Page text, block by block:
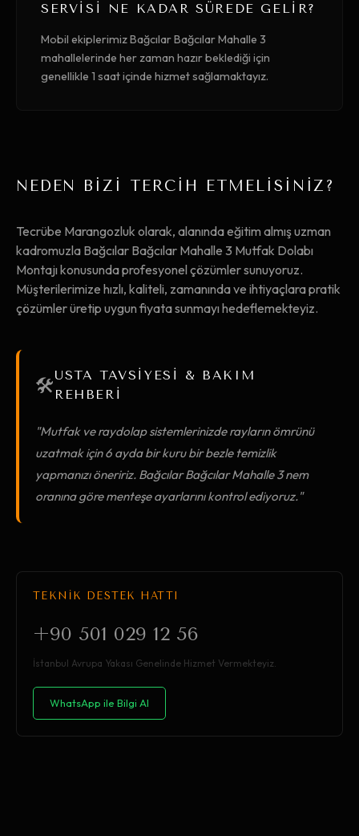
SERVISI NE KADAR SÜREDE GELIR?
Mobil ekiplerimiz Bağcılar Bağcılar Mahalle 3
mahallelerinde her zaman hazır beklediği için
genellikle 1 saat içinde hizmet sağlamaktayız.
NEDEN BİZİ TERCİH ETMELİSİNİZ?
Tecrübe Marangozluk olarak, alanında eğitim almış uzman
kadromuzla Bağcılar Bağcılar Mahalle 3 Mutfak Dolabı
Montajı konusunda profesyonel çözümler sunuyoruz.
Müşterilerimize hızlı, kaliteli, zamanında ve ihtiyaçlara pratik
çözümler üretip uygun fiyata sunmayı hedeflemekteyiz.
🛠️USTA TAVSİYESİ & BAKIM
REHBERİ
"Mutfak ve raydolap sistemlerinizde rayların ömrünü
uzatmak için 6 ayda bir kuru bir bezle temizlik
yapmanızı öneririz. Bağcılar Bağcılar Mahalle 3 nem
oranına göre menteşe ayarlarını kontrol ediyoruz."
TEKNİK DESTEK HATTI
+90 501 029 12 56
İstanbul Avrupa Yakası Genelinde Hizmet Vermekteyiz.
WhatsApp ile Bilgi Al